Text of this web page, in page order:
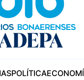
POLÍTICA